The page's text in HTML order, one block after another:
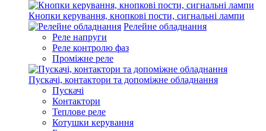
Кнопки керування, кнопкові пости, сигнальні лампи
Релейне обладнання
Реле напруги
Реле контролю фаз
Проміжне реле
Пускачі, контактори та допоміжне обладнання
Пускачі
Контактори
Теплове реле
Котушки керування